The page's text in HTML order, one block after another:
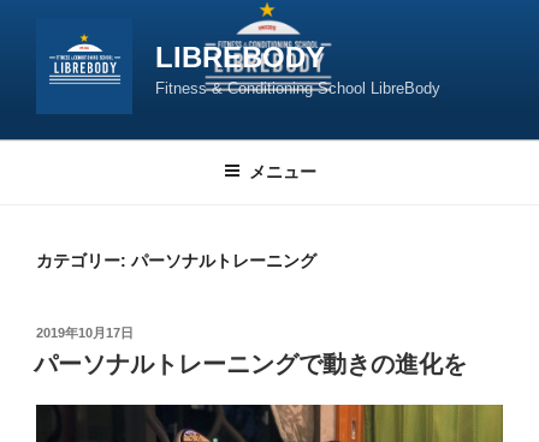
LIBREBODY
Fitness & Conditioning School LibreBody
メニュー
カテゴリー: パーソナルトレーニング
投
日:
2019年10月17日
パーソナルトレーニングで動きの進化を